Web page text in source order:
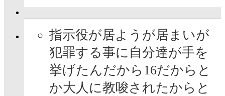
指示役が居ようが居まいが
犯罪する事に自分達が手を
挙げたんだから16だからと
か大人に教唆されたからと